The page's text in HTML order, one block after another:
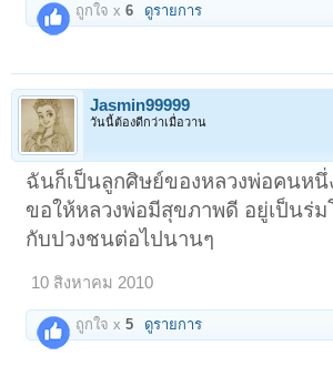
ถูกใจ x6 ดูรายการ
Jasmin99999
วันนี้ต้องดีกว่าเมื่อวาน
ฉันก็เป็นลูกศิษย์ของหลวงพ่อคนหนึ่
ขอให้หลวงพ่อมีสุขภาพดี อยู่เป็นร่ม
กับปวงชนต่อไปนานๆ
10 สิงหาคม 2010
ถูกใจ x5 ดูรายการ